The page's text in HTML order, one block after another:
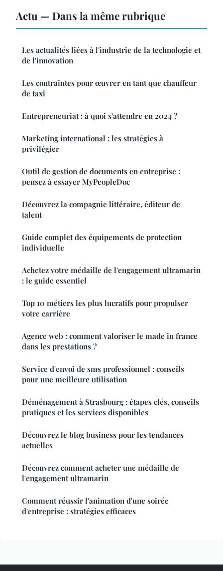
Actu — Dans la même rubrique
Les actualités liées à l'industrie de la technologie et
de l'innovation
Les contraintes pour œuvrer en tant que chauffeur
de taxi
Entrepreneuriat : à quoi s'attendre en 2024 ?
Marketing international : les stratégies à
privilégier
Outil de gestion de documents en entreprise :
pensez à essayer MyPeopleDoc
Découvrez la compagnie littéraire, éditeur de
talent
Guide complet des équipements de protection
individuelle
Achetez votre médaille de l'engagement ultramarin
: le guide essentiel
Top 10 métiers les plus lucratifs pour propulser
votre carrière
Agence web : comment valoriser le made in france
dans les prestations ?
Service d'envoi de sms professionnel : conseils
pour une meilleure utilisation
Déménagement à Strasbourg : étapes clés, conseils
pratiques et les services disponibles
Découvrez le blog business pour les tendances
actuelles
Découvrez comment acheter une médaille de
l'engagement ultramarin
Comment réussir l'animation d'une soirée
d'entreprise : stratégies efficaces